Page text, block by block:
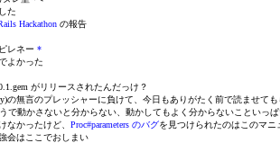
た
Hackathon の報告
レネー *
よかった
がリリースされたんだっけ？
の無言のプレッシャーに負けて、今日もありがたく前で読ませて
で動かさないと分からない、動かしてもよく分からないこといっ
なかったけど、 Proc#parameters のバグを見つけられたのはこのマ
会はここでおしまい